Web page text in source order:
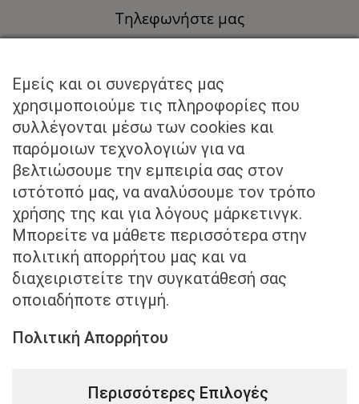
Τηλεφωνήστε μας
Στείλτε μας email στο
info@kounadislaw.gr
Επισκεφθείτε μας
Μητροπόλεως 3 & Πλατείας Συντάγματος,
Εμείς και οι συνεργάτες μας
χρησιμοποιούμε τις πληροφορίες που
συλλέγονται μέσω των cookies και
παρόμοιων τεχνολογιών για να
βελτιώσουμε την εμπειρία σας στον
ιστότοπό μας, να αναλύσουμε τον τρόπο
χρήσης της και για λόγους μάρκετινγκ.
Μπορείτε να μάθετε περισσότερα στην
πολιτική απορρήτου μας και να
διαχειριστείτε την συγκατάθεσή σας
οποιαδήποτε στιγμή.
Πολιτική Απορρήτου
Περισσότερες Επιλογές